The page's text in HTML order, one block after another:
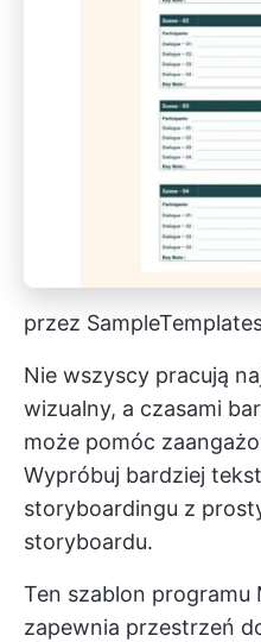
przez
Nie wszyscy pracują
wizualny, a czasami
może pomóc
Wypróbuj bardziej
storyboardingu z
storyboardu.
Ten szablon programu
zapewnia przestrzeń